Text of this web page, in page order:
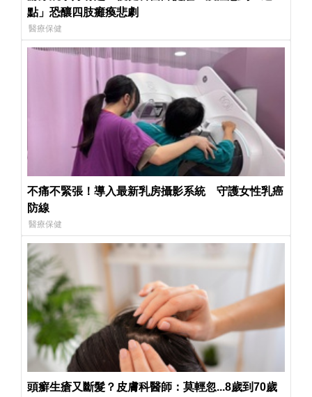
點」恐釀四肢癱瘓悲劇
醫療保健
不痛不緊張！導入最新乳房攝影系統 守護女性乳癌
防線
醫療保健
頭癬生瘡又斷髮？皮膚科醫師：莫輕忽...8歲到70歲